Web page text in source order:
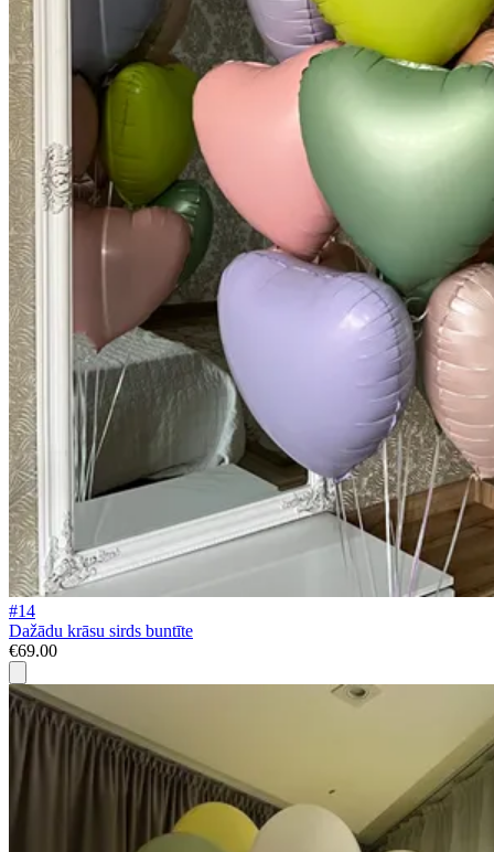
#14
Dažādu krāsu sirds buntīte
€69.00